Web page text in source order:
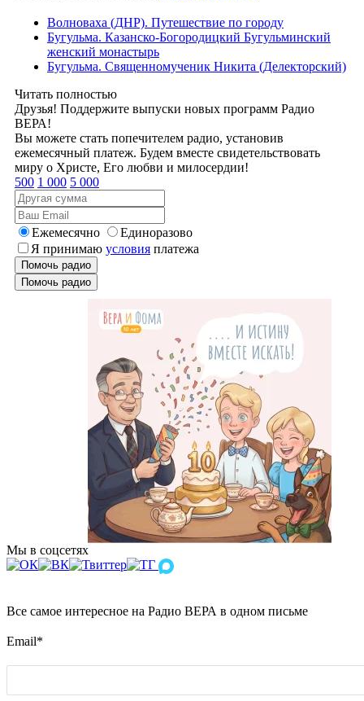
Волноваха (ДНР). Путешествие по городу
Бугульма. Казанско-Богородицкий Бугульминский
женский монастырь
Бугульма. Священномученик Никита (Делекторский)
Читать полностью
Друзья! Поддержите выпуски новых программ Радио
ВЕРА!
Вы можете стать попечителем радио, установив
ежемесячный платеж. Будем вместе свидетельствовать
миру о Христе, Его любви и милосердии!
500 1 000 5 000
Ежемесячно
Единоразово
Я принимаю условия платежа
Помочь радио
Помочь радио
Мы в соцсетях
Все самое интересное на Радио ВЕРА в одном письме
Email*